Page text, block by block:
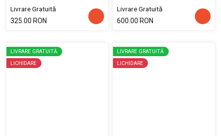
Livrare Gratuită
325.00 RON
Livrare Gratuită
600.00 RON
LIVRARE GRATUITĂ
LICHIDARE
LIVRARE GRATUITĂ
LICHIDARE